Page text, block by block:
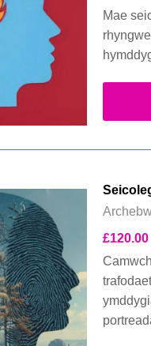
Mae
£120.00